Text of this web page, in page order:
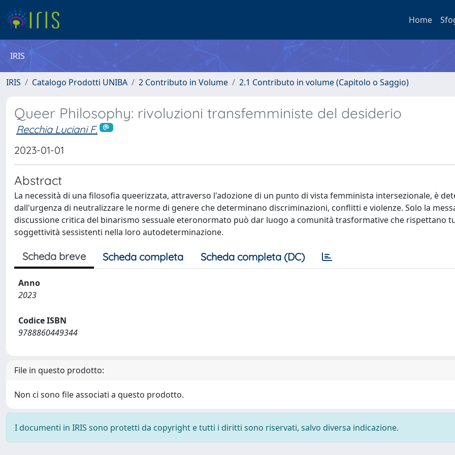
Home
IRIS
IRIS Catalogo Prodotti UNIBA 2 Contributo in Volume 2.1 Contributo in volume (Capitolo o Saggio)
Queer Philosophy: rivoluzioni transfemministe del desiderio
Recchia Luciani F.
2023-01-01
Abstract
La necessità di una filosofia queerizzata, attraverso l'adozione di un punto di vista femminista intersezionale, è
dall'urgenza di neutralizzare le norme di genere che determinano discriminazioni, conflitti e violenze. Solo la
discussione critica del binarismo sessuale eteronormato può dar luogo a comunità trasformative che rispettano
soggettività sessistenti nella loro autodeterminazione.
Scheda breve Scheda completa Scheda completa (DC)
Anno
2023
Codice ISBN
9788860449344
File in questo prodotto:
Non ci sono file associati a questo prodotto.
I documenti in IRIS sono protetti da copyright e tutti i diritti sono riservati, salvo diversa indicazione.